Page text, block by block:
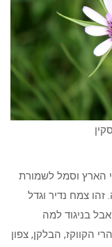
הארץ וסמל לשמורת
זהו צמח נדיר וגדל
בניגוד למה
הקווקז, הבלקן, צפון